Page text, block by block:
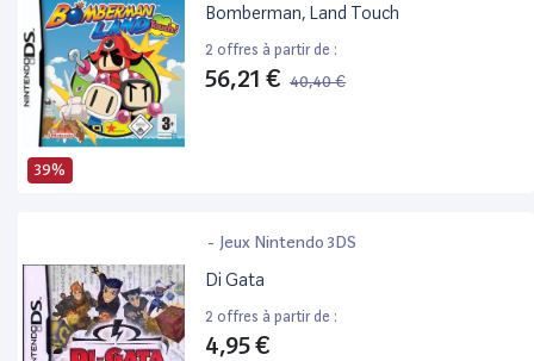
39%
Bomberman, Land Touch
2 offres à partir de :
56,21 € 40,40 €
- Jeux Nintendo 3DS
Di Gata
2 offres à partir de :
4,95 €